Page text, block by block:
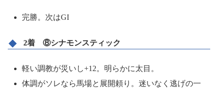
完勝。次はGI
2着 ⑧シナモンスティック
軽い調教が災いし+12。明らかに太目。
体調がソレなら馬場と展開頼り。迷いなく逃げの一